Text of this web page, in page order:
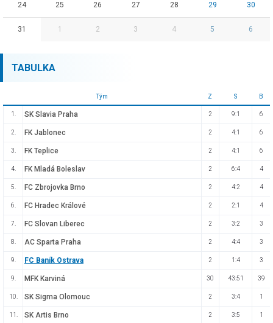
24 25 26 27 28 29 30
31 1 2 3 4 5 6
TABULKA
Tým Z S B
1. SK Slavia Praha 2 9:1 6
2. FK Jablonec 2 4:1 6
3. FK Teplice 2 4:1 6
4. FK Mladá Boleslav 2 6:4 4
5. FC Zbrojovka Brno 2 4:2 4
6. FC Hradec Králové 2 2:1 4
7. FC Slovan Liberec 2 3:2 3
8. AC Sparta Praha 2 4:4 3
9. FC Baník Ostrava 2 1:4 3
9. MFK Karviná 30 43:51 39
10. SK Sigma Olomouc 2 3:4 1
11. SK Artis Brno 2 3:5 1